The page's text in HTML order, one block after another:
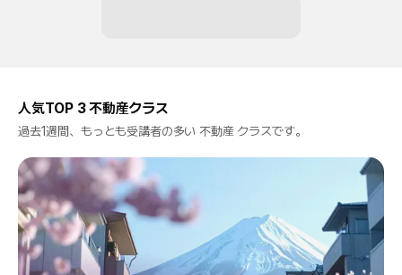
人気TOP 3 不動産クラス
過去1週間、もっとも受講者の多い 不動産 クラスです。